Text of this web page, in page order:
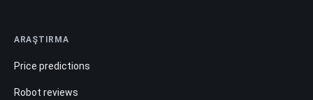
ARAŞTIRMA
Price predictions
Robot reviews